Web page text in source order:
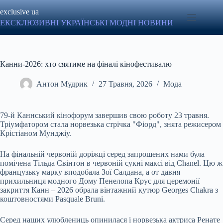
до
вмісту
exclusive ua
ЕКСКЛЮЗИВНІ УКРАЇНСЬКІ МОДНІ НОВИНИ
Канни-2026: хто сяятиме на фіналі кінофестивалю
Антон Мудрик 27 Травня, 2026 Мода
79-й Каннський кінофорум завершив свою роботу 23 травня.
Тріумфатором стала норвезька стрічка "Фіорд", знята режисером
Крістіаном Мунджіу.
На фінальній червоній доріжці серед запрошених нами була
помічена Тільда Свінтон в червоній сукні максі від Chanel. Цю ж
французьку марку вподобала Зої Салдана, а от давня
прихильниця модного Дому Пенелопа Крус для церемонії
закриття Канн – 2026 обрала вінтажний кутюр Georges Chakra з
коштовностями Pasquale Bruni.
Серед наших улюблениць опинилася і норвезька актриса Ренате